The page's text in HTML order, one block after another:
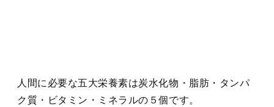
人間に必要な五大栄養素は炭水化物・脂肪・タンパ
ク質・ビタミン・ミネラルの５個です。